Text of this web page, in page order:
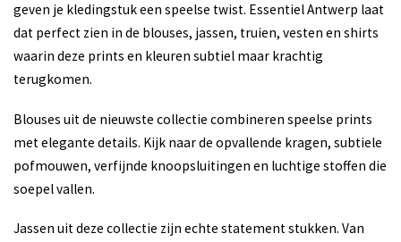
geven je kledingstuk een speelse twist. Essentiel Antwerp laat
dat perfect zien in de blouses, jassen, truien, vesten en shirts
waarin deze prints en kleuren subtiel maar krachtig
terugkomen.
Blouses uit de nieuwste collectie combineren speelse prints
met elegante details. Kijk naar de opvallende kragen, subtiele
pofmouwen, verfijnde knoopsluitingen en luchtige stoffen die
soepel vallen.
Jassen uit deze collectie zijn echte statement stukken. Van